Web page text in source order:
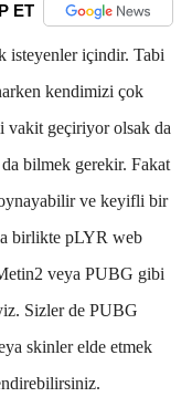
ET
isteyenler içindir. Tabi
kendimizi çok
vakit geçiriyor olsak da
bilmek gerekir. Fakat
ve keyifli bir
birlikte pLYR web
veya PUBG gibi
Sizler de PUBG
skinler elde etmek